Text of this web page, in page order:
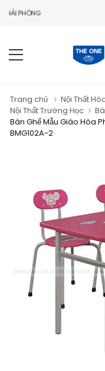
Trang chủ
Nội Thất
Nội Thất Trường Học
Bàn Ghế Mẫu Giáo Hòa
BMG102A-2